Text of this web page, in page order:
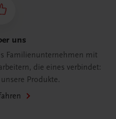
uns
Familienunternehmen mit
die eines verbindet:
Produkte.